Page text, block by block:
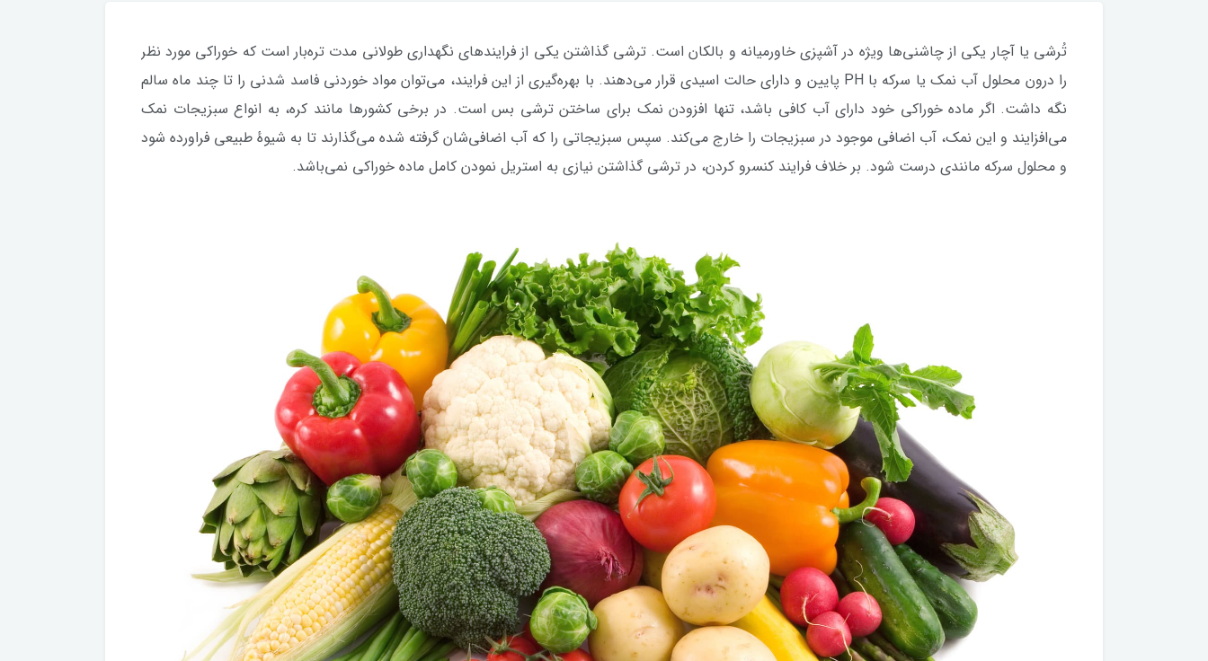
تُرشی یا آچار یکی از چاشنی‌ها ویژه در آشپزی خاورمیانه و بالکان است. ترشی گذاشتن یکی از فرایندهای نگهداری طولانی مدت تره‌بار است که خوراکی مورد نظر
را درون محلول آب نمک یا سرکه با PH پایین و دارای حالت اسیدی قرار می‌دهند. با بهره‌گیری از این فرایند، می‌توان مواد خوردنی فاسد شدنی را تا چند ماه سالم
نگه داشت. اگر ماده خوراکی خود دارای آب کافی باشد، تنها افزودن نمک برای ساختن ترشی بس است. در برخی کشورها مانند کره، به انواع سبزیجات نمک
می‌افزایند و این نمک، آب اضافی موجود در سبزیجات را خارج می‌کند. سپس سبزیجاتی را که آب اضافی‌شان گرفته شده می‌گذارند تا به شیوهٔ طبیعی فراورده شود
و محلول سرکه مانندی درست شود. بر خلاف فرایند کنسرو کردن، در ترشی گذاشتن نیازی به استریل نمودن کامل ماده خوراکی نمی‌باشد.